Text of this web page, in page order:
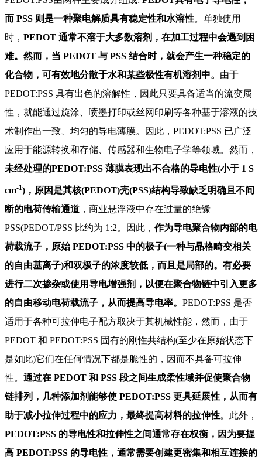
而 PSS 则是一种聚电解质具有稳定性和水溶性。单独使用
时， PEDOT 通常不溶于大多数溶剂，在加工过程中会遇到困
难。然而，当 PEDOT 与 PSS 结合时，就会产生一种稳定的
化合物，可有效地分散于水和某些极性有机溶剂中。 由于
PEDOT:PSS 具有出色的溶解性，因此只要具备适当的流变属
性，就能通过旋涂、喷墨打印或丝网印刷等各种基于溶液的技
术制作出一致、均匀的导电薄膜。因此，PEDOT:PSS 已广泛
应用于能源转换和存储、传感器和生物电子学等领域。然而，
未经处理的PEDOT:PSS 薄膜表现出不合格的导电性(小于 1 S
cm-1)，原因是其核(PEDOT)壳(PSS)结构导致缺乏明确且不间
断的电荷传输通道 ，商业悬浮液中存在过量的绝缘
PSS(PEDOT/PSS 比约为 1:2。因此， 作为导电聚合物内部的电
荷载流子，原始 PEDOT:PSS 中的极子(一种与晶格畸变相关
的自由基离子)和双极子的浓度较低，而且是局部的。有必要
进行二次掺杂或使用导电增强剂，以便在聚合物链中引入更多
的自由移动电荷载流子，从而提高导电率。 PEDOT:PSS 是否
适用于各种可拉伸电子配方取决于其机械性能，然而，由于
PEDOT 和 PEDOT:PSS 固有的刚性共结构(至少在原始状态下
是如此)它们在任何情况下都是脆性的，因而不具备可拉伸
性。 通过在 PEDOT 和 PSS 段之间生成柔性域并促使聚合物
链排列，几种添加剂能够使 PEDOT:PSS 更具延展性，从而有
助于减小拉伸过程中的应力，最终提高材料的拉伸性。此外，
PEDOT:PSS 的导电性和拉伸性之间通常存在权衡，因为要提
高 PEDOT:PSS 的导电性，通常需要创建更密集和相互连接的